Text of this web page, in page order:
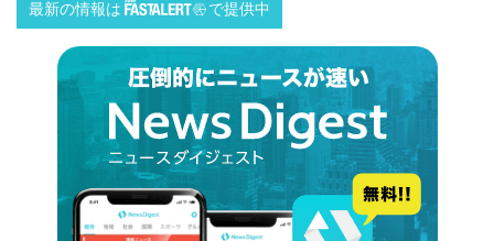
最新の情報は で提供中